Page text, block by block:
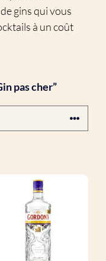
gins qui vous
à un coût
pas cher”